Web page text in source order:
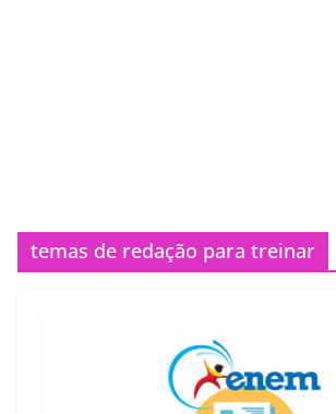
temas de redação para treinar